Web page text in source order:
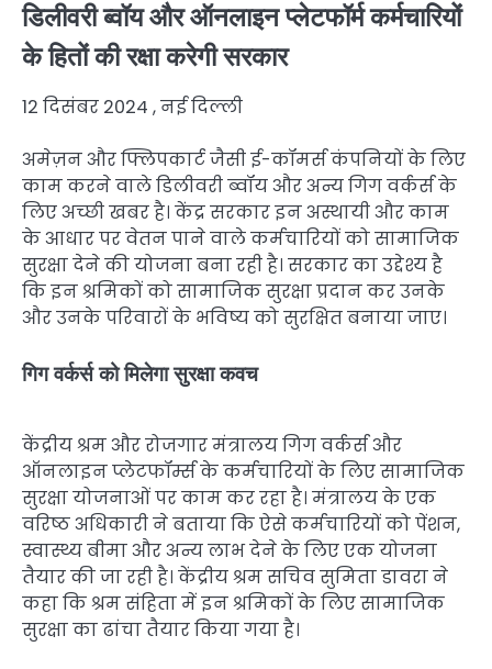
डिलीवरी ब्वॉय और ऑनलाइन प्लेटफॉर्म कर्मचारियों
के हितों की रक्षा करेगी सरकार
12 दिसंबर 2024 , नई दिल्ली
अमेज़न और फ्लिपकार्ट जैसी ई-कॉमर्स कंपनियों के लिए
काम करने वाले डिलीवरी ब्वॉय और अन्य गिग वर्कर्स के
लिए अच्छी खबर है। केंद्र सरकार इन अस्थायी और काम
के आधार पर वेतन पाने वाले कर्मचारियों को सामाजिक
सुरक्षा देने की योजना बना रही है। सरकार का उद्देश्य है
कि इन श्रमिकों को सामाजिक सुरक्षा प्रदान कर उनके
और उनके परिवारों के भविष्य को सुरक्षित बनाया जाए।
गिग वर्कर्स को मिलेगा सुरक्षा कवच
केंद्रीय श्रम और रोजगार मंत्रालय गिग वर्कर्स और
ऑनलाइन प्लेटफॉर्म्स के कर्मचारियों के लिए सामाजिक
सुरक्षा योजनाओं पर काम कर रहा है। मंत्रालय के एक
वरिष्ठ अधिकारी ने बताया कि ऐसे कर्मचारियों को पेंशन,
स्वास्थ्य बीमा और अन्य लाभ देने के लिए एक योजना
तैयार की जा रही है। केंद्रीय श्रम सचिव सुमिता डावरा ने
कहा कि श्रम संहिता में इन श्रमिकों के लिए सामाजिक
सुरक्षा का ढांचा तैयार किया गया है।